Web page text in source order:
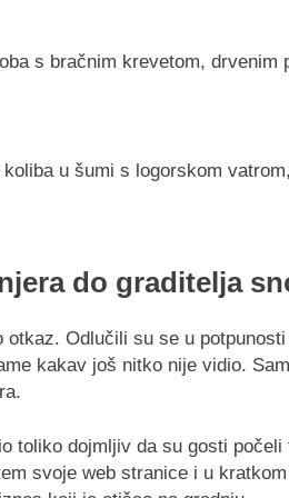
do graditelja
otkaz. Odlučili su se u
kakav još nitko nije vidio.
toliko dojmljiv da su gosti
svoje web stranice i u